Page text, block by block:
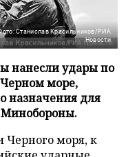
Станислав Красильников/РИА
Новости
нанесли удары по
Черном море,
назначения для
Черного моря, к